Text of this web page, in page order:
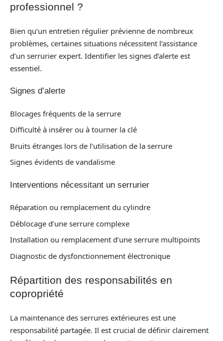
professionnel ?
Bien qu’un entretien régulier prévienne de nombreux
problèmes, certaines situations nécessitent l’assistance
d’un serrurier expert. Identifier les signes d’alerte est
essentiel.
Signes d’alerte
Blocages fréquents de la serrure
Difficulté à insérer ou à tourner la clé
Bruits étranges lors de l’utilisation de la serrure
Signes évidents de vandalisme
Interventions nécessitant un serrurier
Réparation ou remplacement du cylindre
Déblocage d’une serrure complexe
Installation ou remplacement d’une serrure multipoints
Diagnostic de dysfonctionnement électronique
Répartition des responsabilités en
copropriété
La maintenance des serrures extérieures est une
responsabilité partagée. Il est crucial de définir clairement